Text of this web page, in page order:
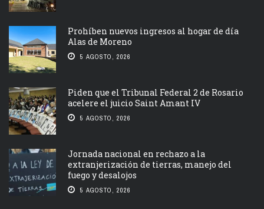
Prohíben nuevos ingresos al hogar de día
Alas de Moreno
5 AGOSTO, 2026
Piden que el Tribunal Federal 2 de Rosario
acelere el juicio Saint Amant IV
5 AGOSTO, 2026
Jornada nacional en rechazo a la
extranjerización de tierras, manejo del
fuego y desalojos
5 AGOSTO, 2026